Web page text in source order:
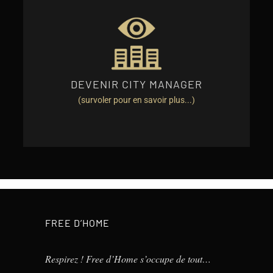
DEVENIR CITY MANAGER
(survoler pour en savoir plus...)
City Manager, c'est être le nœud de communication et de
coordination entre Free d'Home, les propriétaires et les
voyageurs dans votre ville.
EN SAVOIR PLUS
FREE D’HOME
Respirez ! Free d’Home s’occupe de tout…